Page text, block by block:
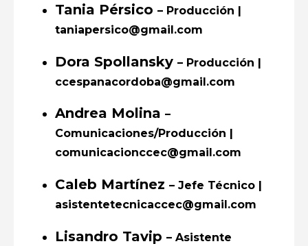
Tania Pérsico – Producción |
taniapersico@gmail.com
Dora Spollansky – Producción |
ccespanacordoba@gmail.com
Andrea Molina –
Comunicaciones/Producción |
comunicacionccec@gmail.com
Caleb Martínez – Jefe Técnico |
asistentetecnicaccec@gmail.com
Lisandro Tavip – Asistente